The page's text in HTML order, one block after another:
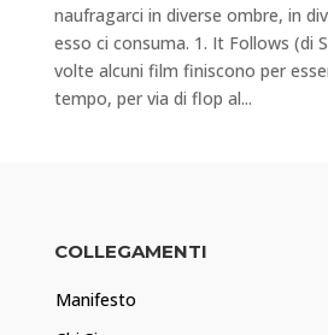
naufragarci in diverse ombre, in
esso ci consuma. 1. It Follows (di
volte alcuni film finiscono per
tempo, per via di flop al...
COLLEGAMENTI
Manifesto